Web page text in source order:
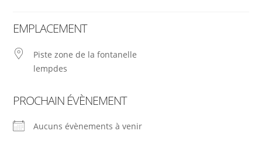
EMPLACEMENT
Piste zone de la fontanelle
lempdes
PROCHAIN ÉVÈNEMENT
Aucuns évènements à venir